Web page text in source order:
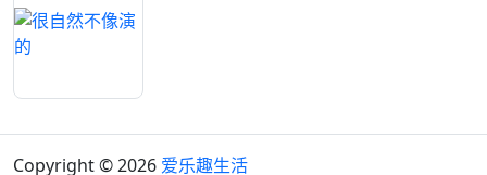
Copyright © 2026 爱乐趣生活